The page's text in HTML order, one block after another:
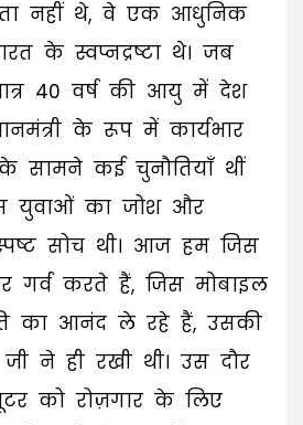
नहीं थे, वे एक आधुनिक
के स्वप्नद्रष्टा थे। जब
40 वर्ष की आयु में देश
के रूप में कार्यभार
सामने कई चुनौतियाँ थीं
युवाओं का जोश और
सोच थी। ​आज हम जिस
गर्व करते हैं, जिस मोबाइल
का आनंद ले रहे हैं, उसकी
जी ने ही रखी थी। उस दौर
को रोज़गार के लिए